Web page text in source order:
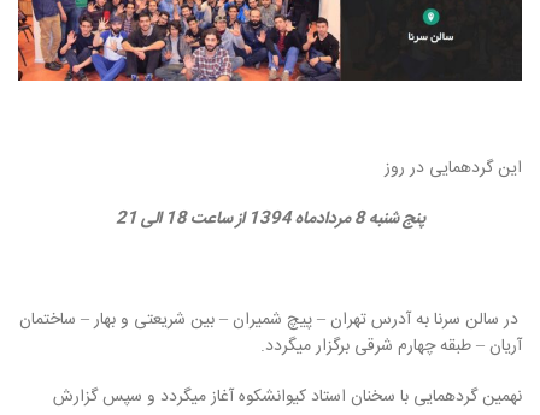
این گردهمایی در روز
پنج شنبه 8 مردادماه 1394 از ساعت 18 الی 21
در سالن سرنا به آدرس تهران – پیچ شمیران – بین شریعتی و بهار – ساختمان
آریان – طبقه چهارم شرقی برگزار میگردد.
نهمین گردهمایی با سخنان استاد کیوانشکوه آغاز میگردد و سپس گزارش